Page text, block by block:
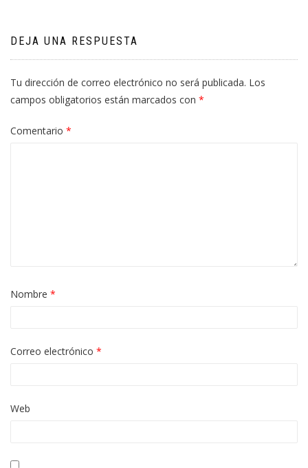
DEJA UNA RESPUESTA
Tu dirección de correo electrónico no será publicada. Los
campos obligatorios están marcados con *
Comentario *
Nombre *
Correo electrónico *
Web